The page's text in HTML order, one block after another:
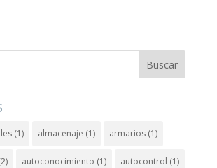
(1) almacenaje (1) armarios(1)
autoconocimiento (1) autocontrol (1)